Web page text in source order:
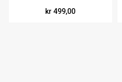
kr 499,00